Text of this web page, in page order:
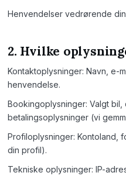
Henvendelser vedrørende
2. Hvilke
Kontaktoplysninger: Navn, e-
henvendelse.
Bookingoplysninger: Valgt
betalingsoplysninger (vi
Profiloplysninger: Kontoland,
din profil).
Tekniske oplysninger: IP-